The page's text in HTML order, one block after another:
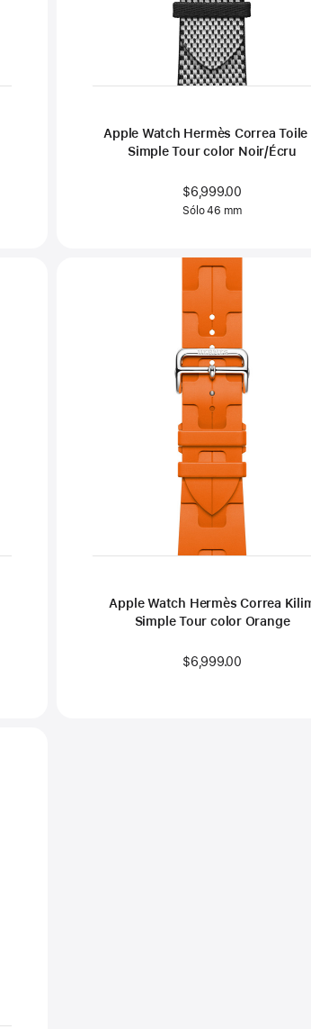
Apple Watch Hermès Correa Toile
Simple Tour color Noir/Écru
$6,999.00
Sólo 46 mm
Apple Watch Hermès Correa
Simple Tour color Orange
$6,999.00